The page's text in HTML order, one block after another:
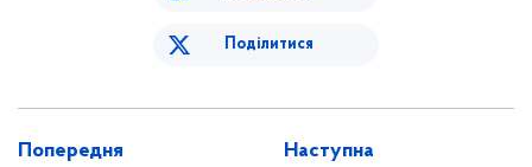
Поділитися
Попередня Наступна